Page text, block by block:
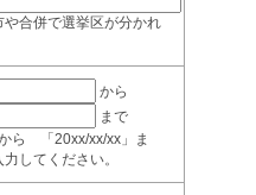
合併で選挙区が分かれ
から
まで
ら 「20xx/xx/xx」ま
してください。